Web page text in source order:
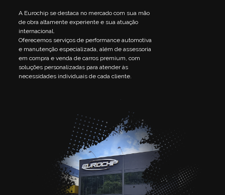
A Eurochip se destaca no mercado com sua mão
de obra altamente experiente e sua atuação
internacional.
Oferecemos serviços de performance automotiva
e manutenção especializada, além de assessoria
em compra e venda de carros premium, com
soluções personalizadas para atender às
necessidades individuais de cada cliente.